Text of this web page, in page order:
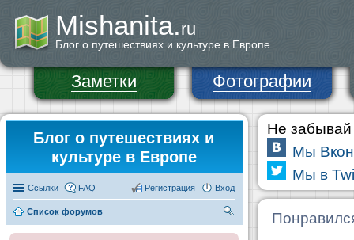
Mishanita.ru
Блог о путешествиях и культуре в Европе
Заметки Фотографии
Блог о путешествиях и
культуре в Европе
Ссылки FAQ Вход
Регистрация
Список форумов
Не забывай
Мы
Мы в